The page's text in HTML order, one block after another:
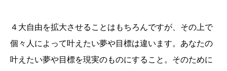
４大自由を拡大させることはもちろんですが、その上で
個々人によって叶えたい夢や目標は違います。あなたの
叶えたい夢や目標を現実のものにすること。そのために